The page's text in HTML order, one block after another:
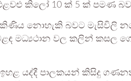
කිලෝ 10 ක් 5 ක් පමණ බව
නොහැකි බවට මැසිවිලි
මධ්‍යථාන වල කලින් කසල
යද්දී පාලකයන් කිසිදු